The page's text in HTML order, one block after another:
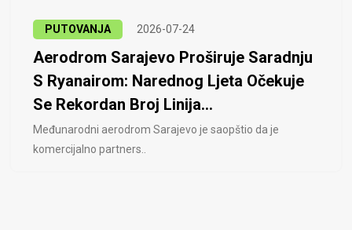
PUTOVANJA 2026-07-24
Aerodrom Sarajevo Proširuje Saradnju
S Ryanairom: Narednog Ljeta Očekuje
Se Rekordan Broj Linija...
Međunarodni aerodrom Sarajevo je saopštio da je
komercijalno partners..